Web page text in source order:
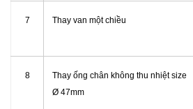
7 Thay van một chiều
8
Thay ống chân không thu nhiệt size
Ø 47mm